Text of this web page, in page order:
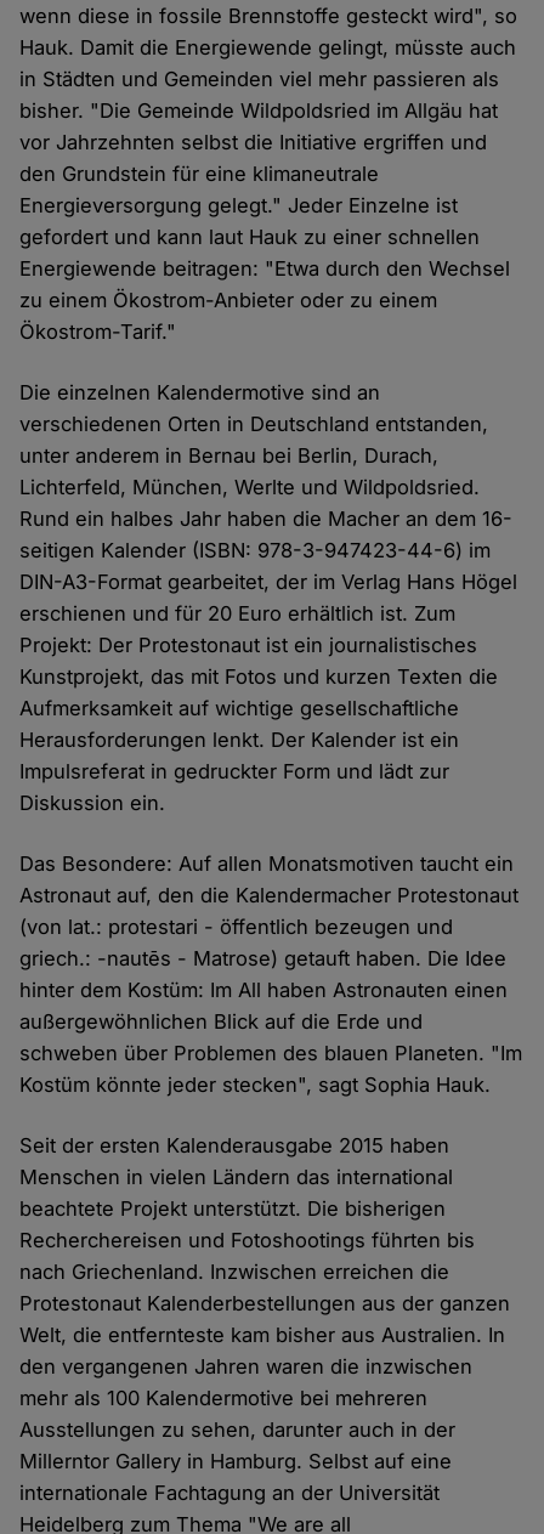
wenn diese in fossile Brennstoffe gesteckt wird", so
Hauk. Damit die Energiewende gelingt, müsste auch
in Städten und Gemeinden viel mehr passieren als
bisher. "Die Gemeinde Wildpoldsried im Allgäu hat
vor Jahrzehnten selbst die Initiative ergriffen und
den Grundstein für eine klimaneutrale
Energieversorgung gelegt." Jeder Einzelne ist
gefordert und kann laut Hauk zu einer schnellen
Energiewende beitragen: "Etwa durch den Wechsel
zu einem Ökostrom-Anbieter oder zu einem
Ökostrom-Tarif."
Die einzelnen Kalendermotive sind an
verschiedenen Orten in Deutschland entstanden,
unter anderem in Bernau bei Berlin, Durach,
Lichterfeld, München, Werlte und Wildpoldsried.
Rund ein halbes Jahr haben die Macher an dem 16-
seitigen Kalender (ISBN: 978-3-947423-44-6) im
DIN-A3-Format gearbeitet, der im Verlag Hans Högel
erschienen und für 20 Euro erhältlich ist. Zum
Projekt: Der Protestonaut ist ein journalistisches
Kunstprojekt, das mit Fotos und kurzen Texten die
Aufmerksamkeit auf wichtige gesellschaftliche
Herausforderungen lenkt. Der Kalender ist ein
Impulsreferat in gedruckter Form und lädt zur
Diskussion ein.
Das Besondere: Auf allen Monatsmotiven taucht ein
Astronaut auf, den die Kalendermacher Protestonaut
(von lat.: protestari - öffentlich bezeugen und
griech.: -nautēs - Matrose) getauft haben. Die Idee
hinter dem Kostüm: Im All haben Astronauten einen
außergewöhnlichen Blick auf die Erde und
schweben über Problemen des blauen Planeten. "Im
Kostüm könnte jeder stecken", sagt Sophia Hauk.
Seit der ersten Kalenderausgabe 2015 haben
Menschen in vielen Ländern das international
beachtete Projekt unterstützt. Die bisherigen
Recherchereisen und Fotoshootings führten bis
nach Griechenland. Inzwischen erreichen die
Protestonaut Kalenderbestellungen aus der ganzen
Welt, die entfernteste kam bisher aus Australien. In
den vergangenen Jahren waren die inzwischen
mehr als 100 Kalendermotive bei mehreren
Ausstellungen zu sehen, darunter auch in der
Millerntor Gallery in Hamburg. Selbst auf eine
internationale Fachtagung an der Universität
Heidelberg zum Thema "We are all